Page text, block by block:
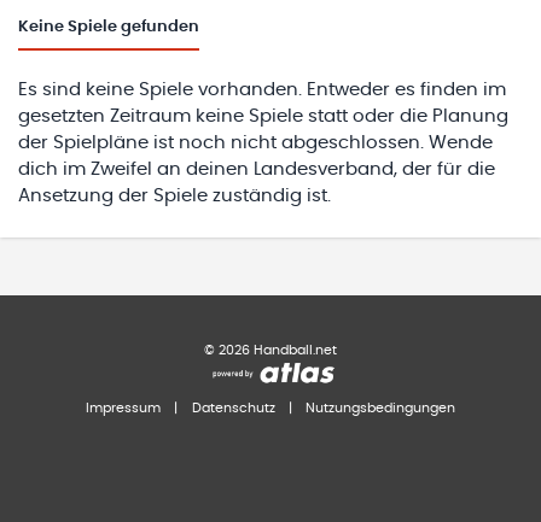
Keine Spiele gefunden
Es sind keine Spiele vorhanden. Entweder es finden im
gesetzten Zeitraum keine Spiele statt oder die Planung
der Spielpläne ist noch nicht abgeschlossen. Wende
dich im Zweifel an deinen Landesverband, der für die
Ansetzung der Spiele zuständig ist.
© 2026 Handball.net
Impressum Datenschutz Nutzungsbedingungen